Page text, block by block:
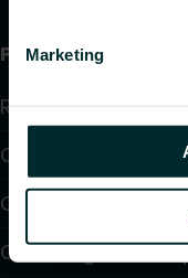
Marketing
Produits
Radiateurs
Chauffage par le
Convecteurs
Chauffage